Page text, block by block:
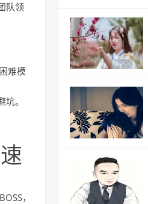
队领
难模
。
，